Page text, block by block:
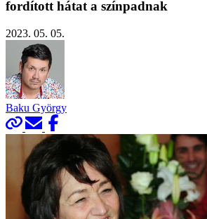
fordított hátat a színpadnak
2023. 05. 05.
Baku György